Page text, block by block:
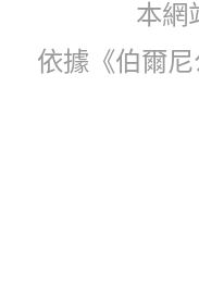
本網
依據《伯爾